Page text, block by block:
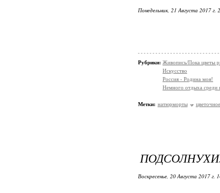
Понедельник, 21 Августа 2017 г.
Рубрики: Живопись/Пока цветы
Искусство
Россия - Родина моя!
Немного отдыха среди
Метки: натюрморты цветочное
ПОДСОЛНУХИ.
Воскресенье, 20 Августа 2017 г.